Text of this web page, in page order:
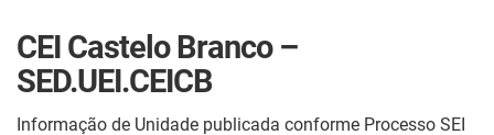
CEI Castelo Branco –
SED.UEI.CEICB
Informação de Unidade publicada conforme Processo SEI